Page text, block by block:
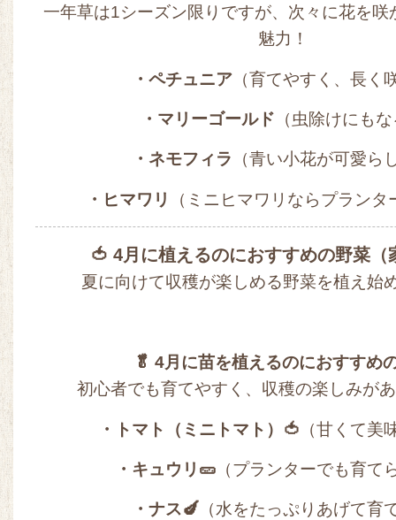
一年草は1シーズン限りですが、次々に花を咲
魅力！
・ペチュニア （育てやすく、長く
・マリーゴールド （虫除けにも
・ネモフィラ （青い小花が可愛ら
・ヒマワリ （ミニヒマワリならプラン
🍅 4月に植えるのにおすすめの野菜（
夏に向けて収穫が楽しめる野菜を植え始
🥬 4月に苗を植えるのにおすすめ
初心者でも育てやすく、収穫の楽しみが
・トマト（ミニトマト）🍅 （甘くて美
・キュウリ🥒 （プランターでも育て
・ナス🍆 （水をたっぷりあげて育